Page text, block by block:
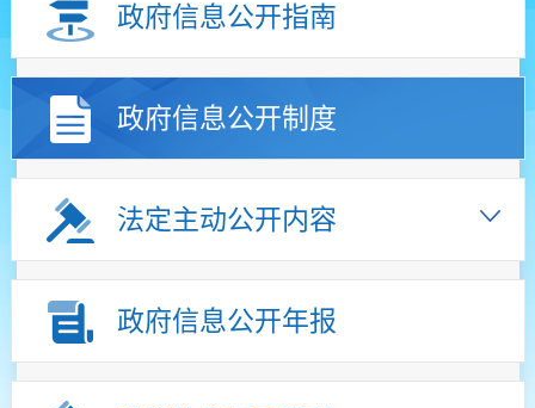
政府信息公开指南
政府信息公开制度
法定主动公开内容
政府信息公开年报